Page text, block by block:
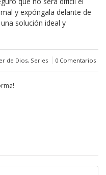
y expóngala delante de
solución ideal y
de Dios, Series 0 Comentarios